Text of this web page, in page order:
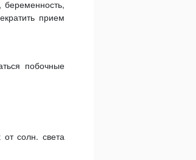
прием
побочные
солн. света